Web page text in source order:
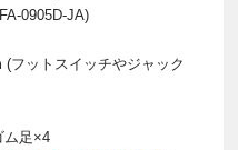
0905D-JA)
フットスイッチやジャック
ム足×4